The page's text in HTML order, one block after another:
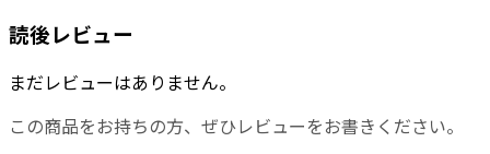
読後レビュー
まだレビューはありません。
この商品をお持ちの方、ぜひレビューをお書きください。